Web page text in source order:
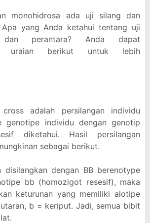
monohidrosa ada uji silang dan
yang Anda ketahui tentang uji
perantara? Anda dapat
uraian berikut untuk lebih
adalah persilangan individu
genotipe individu dengan genotip
diketahui. Hasil persilangan
sebagai berikut.
disilangkan dengan BB berenotype
bb (homozigot resesif), maka
keturunan yang memiliki alotipe
b = keriput. Jadi, semua bibit